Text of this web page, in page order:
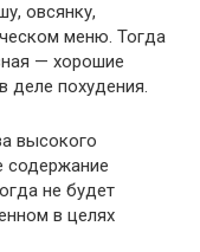
овсянку,
меню. Тогда
— хорошие
деле похудения.
высокого
содержание
не будет
в целях